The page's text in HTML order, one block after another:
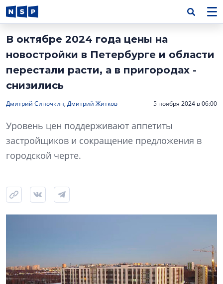
В октябре 2024 года цены на
новостройки в Петербурге и области
перестали расти, а в пригородах -
снизились
Дмитрий Синочкин, Дмитрий Житков 5 ноября 2024 в 06:00
Уровень цен поддерживают аппетиты
застройщиков и сокращение предложения в
городской черте.